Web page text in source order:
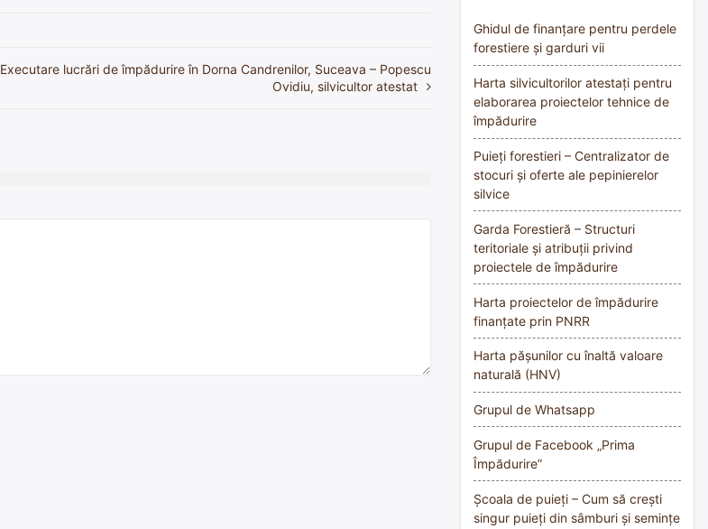
Executare lucrări de împădurire în Dorna Candrenilor, Suceava – Popescu
Ovidiu, silvicultor atestat
Ghidul de finanțare pentru perdele
forestiere și garduri vii
Harta silvicultorilor atestați pentru
elaborarea proiectelor tehnice de
împădurire
Puieți forestieri – Centralizator de
stocuri și oferte ale pepinierelor
silvice
Garda Forestieră – Structuri
teritoriale și atribuții privind
proiectele de împădurire
Harta proiectelor de împădurire
finanțate prin PNRR
Harta pășunilor cu înaltă valoare
naturală (HNV)
Grupul de Whatsapp
Grupul de Facebook „Prima
Împădurire”
Școala de puieți – Cum să crești
singur puieți din sâmburi și semințe